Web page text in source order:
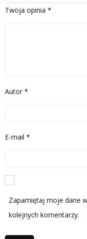
Twoja opinia *
Autor *
E-mail *
Zapamiętaj moje dane
kolejnych komentarzy.